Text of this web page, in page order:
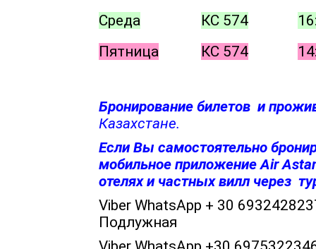
Среда
КС 574
Пятница
КС 574
Бронирование билетов и
Казахстане.
Если Вы самостоятельно
мобильное приложение Air
отелях и частных вилл через
Viber WhatsApp + 30
Подлужная